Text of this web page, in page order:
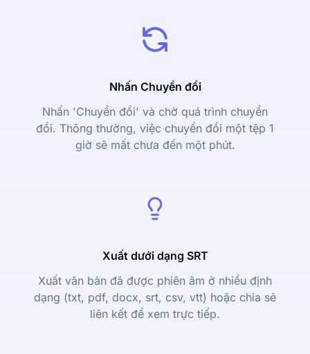
Nhấn Chuyển đổi
Nhấn 'Chuyển đổi' và chờ quá trình chuyển
đổi. Thông thường, việc chuyển đổi một tệp 1
giờ sẽ mất chưa đến một phút.
Xuất dưới dạng SRT
Xuất văn bản đã được phiên âm ở nhiều định
dạng (txt, pdf, docx, srt, csv, vtt) hoặc chia sẻ
liên kết để xem trực tiếp.